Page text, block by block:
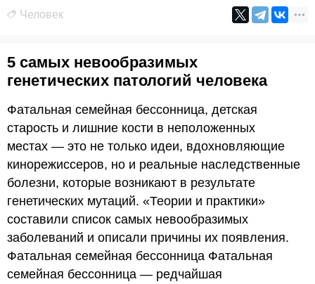
Человек
5 самых невообразимых
генетических патологий человека
Фатальная семейная бессонница, детская
старость и лишние кости в неположенных
местах — это не только идеи, вдохновляющие
кинорежиссеров, но и реальные наследственные
болезни, которые возникают в результате
генетических мутаций. «Теории и практики»
составили список самых невообразимых
заболеваний и описали причины их появления.
Фатальная семейная бессонница Фатальная
семейная бессонница — редчайшая